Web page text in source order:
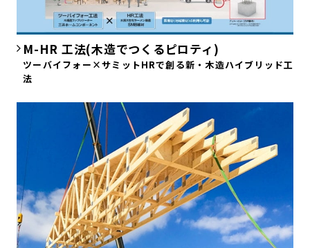
M-HR 工法(木造でつくるピロティ)
ツーバイフォー×サミットHRで創る新・木造ハイブリッド工
法